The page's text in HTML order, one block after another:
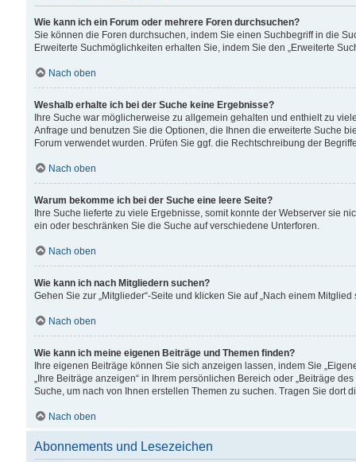
Wie kann ich ein Forum oder mehrere Foren durchsuchen?
Sie können die Foren durchsuchen, indem Sie einen Suchbegriff in die
Erweiterte Suchmöglichkeiten erhalten Sie, indem Sie den „Erweiterte
Nach oben
Weshalb erhalte ich bei der Suche keine Ergebnisse?
Ihre Suche war möglicherweise zu allgemein gehalten und enthielt zu
Anfrage und benutzen Sie die Optionen, die Ihnen die erweiterte Suche
Forum verwendet wurden. Prüfen Sie ggf. die Rechtschreibung der
Nach oben
Warum bekomme ich bei der Suche eine leere Seite?
Ihre Suche lieferte zu viele Ergebnisse, somit konnte der Webserver sie
ein oder beschränken Sie die Suche auf verschiedene Unterforen.
Nach oben
Wie kann ich nach Mitgliedern suchen?
Gehen Sie zur „Mitglieder“-Seite und klicken Sie auf „Nach einem Mitglied
Nach oben
Wie kann ich meine eigenen Beiträge und Themen finden?
Ihre eigenen Beiträge können Sie sich anzeigen lassen, indem Sie
„Ihre Beiträge anzeigen“ in Ihrem persönlichen Bereich oder „Beiträge
Suche, um nach von Ihnen erstellen Themen zu suchen. Tragen Sie dort
Nach oben
Abonnements und Lesezeichen